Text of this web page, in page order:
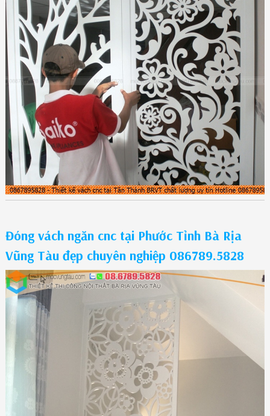
Đóng vách ngăn cnc tại Phước Tỉnh Bà Rịa
Vũng Tàu đẹp chuyên nghiệp 086789.5828